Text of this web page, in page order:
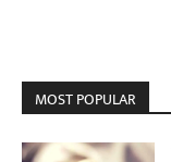
MOST POPULAR